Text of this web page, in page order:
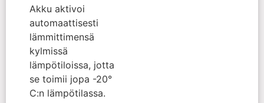
Akku aktivoi
automaattisesti
lämmittimensä
kylmissä
lämpötiloissa, jotta
se toimii jopa -20°
C:n lämpötilassa.